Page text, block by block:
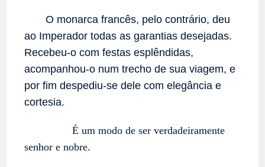
O monarca francês, pelo contrário, deu
ao Imperador todas as garantias desejadas.
Recebeu-o com festas esplêndidas,
acompanhou-o num trecho de sua viagem, e
por fim despediu-se dele com elegância e
cortesia.
É um modo de ser verdadeiramente
senhor e nobre.